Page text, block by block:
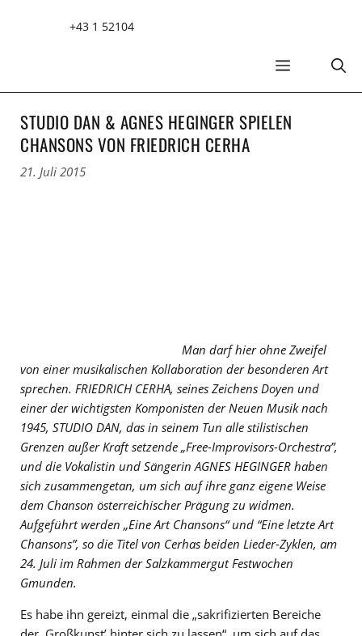
+43 1 52104
MENÜ
STUDIO DAN & AGNES HEGINGER SPIELEN
CHANSONS VON FRIEDRICH CERHA
21. Juli 2015
Man darf hier ohne Zweifel
von einer musikalischen Kollaboration der besonderen Art
sprechen. FRIEDRICH CERHA, seines Zeichens Doyen und
einer der wichtigsten Komponisten der Neuen Musik nach
1945, STUDIO DAN, das in seinem Tun alle stilistischen
Grenzen außer Kraft setzende „Free-Improvisors-Orchestra”,
und die Vokalistin und Sängerin AGNES HEGINGER haben
sich zusammengetan, um sich auf ihre ganz eigene Weise
dem Chanson österreichischer Prägung zu widmen.
Aufgeführt werden „Eine Art Chansons“ und “Eine letzte Art
Chansons”, so die Titel von Cerhas beiden Lieder-Zyklen, am
24. Juli im Rahmen der Salzkammergut Festwochen
Gmunden.
Es habe ihn gereizt, einmal die „sakrifizierten Bereiche